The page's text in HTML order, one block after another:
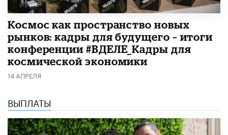
Космос как пространство новых
рынков: кадры для будущего – итоги
конференции #ВДЕЛЕ_Кадры для
космической экономики
14 АПРЕЛЯ
ВЫПЛАТЫ